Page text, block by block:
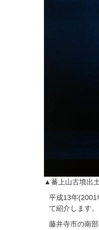
▲蕃上山古墳出
平成13年(2001
て紹介します。
藤井寺市の南